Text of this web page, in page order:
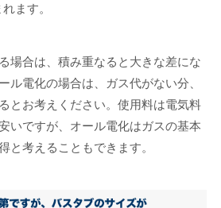
ます。
場合は、積み重なると大きな差にな
ル電化の場合は、ガス代がない分、
とお考えください。使用料は電気料
いですが、オール電化はガスの基本
と考えることもできます。